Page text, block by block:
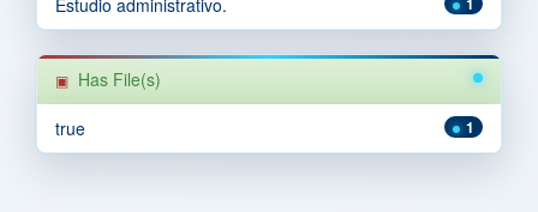
Has File(s)
1
true